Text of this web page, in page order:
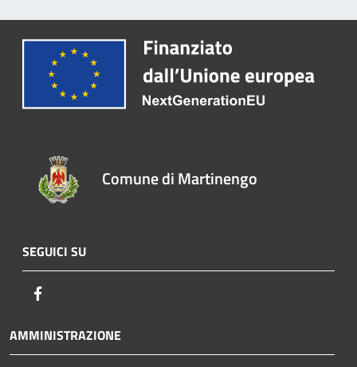
Comune di Martinengo
SEGUICI SU
AMMINISTRAZIONE